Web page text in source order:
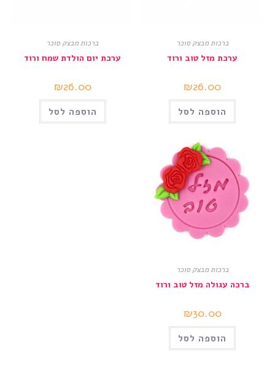
ברכות מבצק סוכר
ערכת מזל טוב ורוד
₪26.00
הוספה לסל
ברכות מבצק סוכר
ערכת יום הולדת שמח ורוד
₪26.00
הוספה לסל
ברכות מבצק סוכר
ברכה עגולה מזל טוב ורוד
₪30.00
הוספה לסל